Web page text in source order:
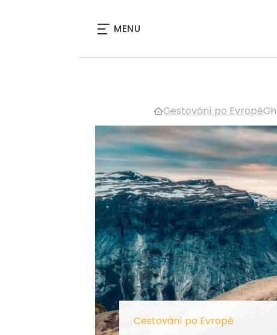
MENU
Cestování po Evropě
Cestování po Evropě